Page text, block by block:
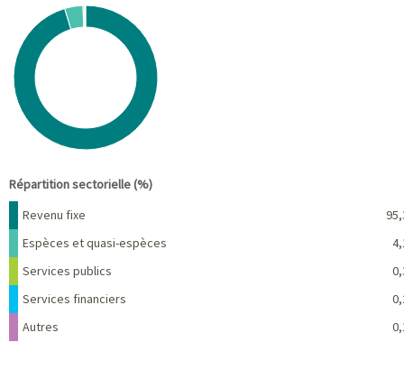
Chart
Pie chart with 5 slices.
View as data table, Chart
Répartition sectorielle (%)
Nom Pourcentage
Revenu fixe
Espèces et quasi-espèces
Services publics
Services financiers
Autres